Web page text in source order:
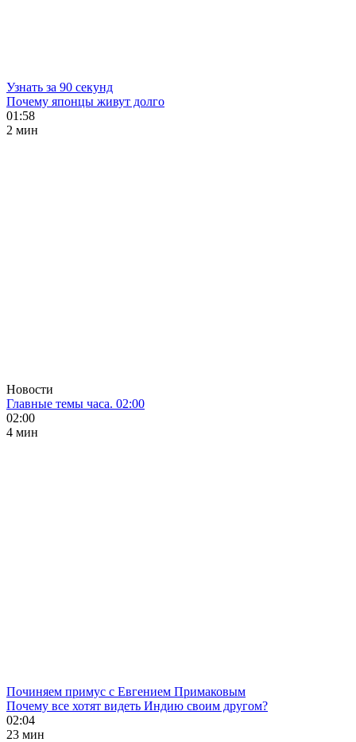
Узнать за 90 секунд
Почему японцы живут долго
01:58
2 мин
Новости
Главные темы часа. 02:00
02:00
4 мин
Починяем примус с Евгением Примаковым
Почему все хотят видеть Индию своим другом?
02:04
23 мин